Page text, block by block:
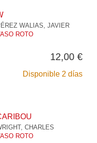
WALIAS, JAVIER
ROTO
12,00 €
Disponible 2 días
CHARLES
ROTO